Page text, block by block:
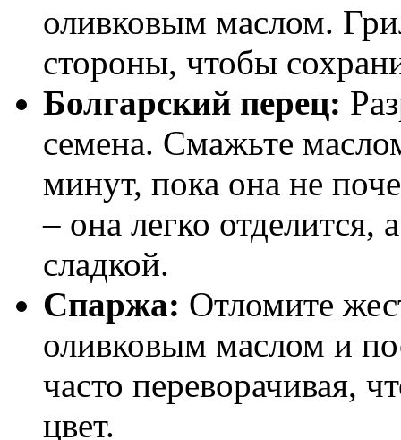
оливковым маслом.
стороны, чтобы
Болгарский перец:
семена. Смажьте
минут, пока она не
– она легко отделится,
сладкой.
Спаржа: Отломите
оливковым маслом и
часто переворачивая,
цвет.